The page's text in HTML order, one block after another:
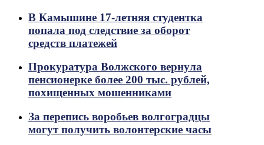
В Камышине 17-летняя студентка
попала под следствие за оборот
средств платежей
Прокуратура Волжского вернула
пенсионерке более 200 тыс. рублей,
похищенных мошенниками
За перепись воробьев волгоградцы
могут получить волонтерские часы